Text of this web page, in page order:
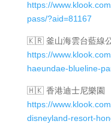
https://
pass/?aid=81167
🇰🇷 釜山海雲台藍線
https://
haeundae-blueline-
🇭🇰 香港迪士尼樂園
https://
disneyland-resort-